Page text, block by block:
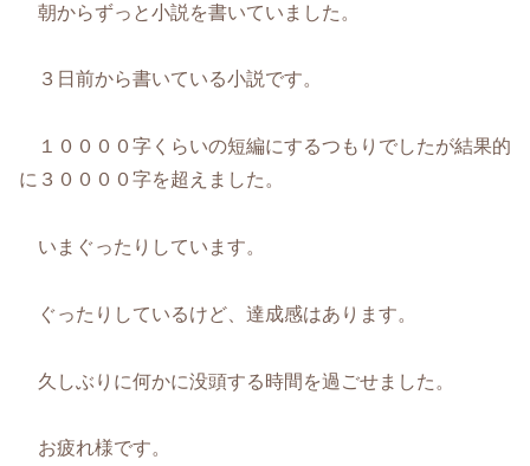
朝からずっと小説を書いていました。
３日前から書いている小説です。
１００００字くらいの短編にするつもりでしたが結果的
に３００００字を超えました。
いまぐったりしています。
ぐったりしているけど、達成感はあります。
久しぶりに何かに没頭する時間を過ごせました。
お疲れ様です。